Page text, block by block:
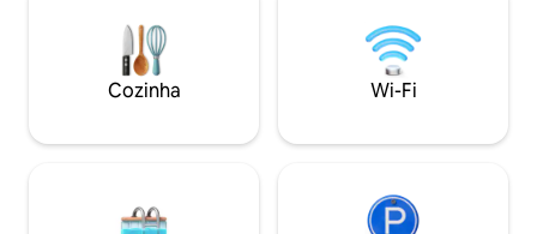
vemos a hora de encontrar você lá!
Hostel del Lago
radiante/
quarteirões de
restaurantes e bares ▪️Café da
incluso
Cozinha Wi-Fi